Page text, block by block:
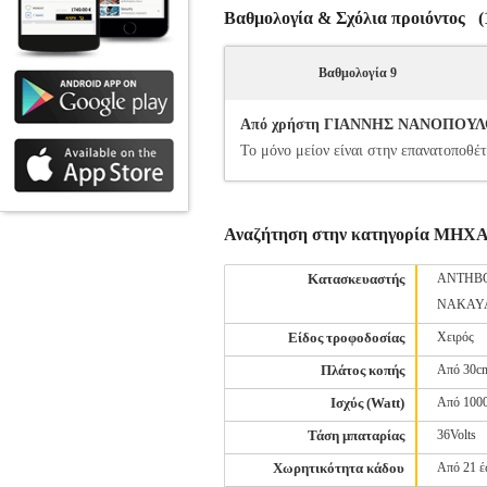
Βαθμολογία & Σχόλια προιόντος
Βαθμολογία 9
Από χρήστη ΓΙΑΝΝΗΣ
Το μόνο μείον είναι στην
Αναζήτηση στην κατηγορία
Κατασκευαστής
Είδος τροφοδοσίας Χειρός
Πλάτος κοπής Από
Ισχύς (Watt) Από
Τάση μπαταρίας 36Volts
Χωρητικότητα κάδου Από 21